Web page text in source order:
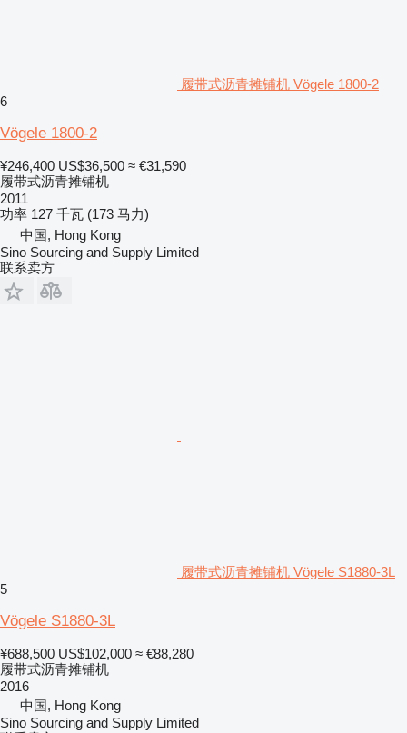
履带式沥青摊铺机 Vögele 1800-2
6
Vögele 1800-2
¥246,400 US$36,500 ≈ €31,590
履带式沥青摊铺机
2011
功率 127 千瓦 (173 马力)
中国, Hong Kong
Sino Sourcing and Supply Limited
联系卖方
履带式沥青摊铺机 Vögele S1880-3L
5
Vögele S1880-3L
¥688,500 US$102,000 ≈ €88,280
履带式沥青摊铺机
2016
中国, Hong Kong
Sino Sourcing and Supply Limited